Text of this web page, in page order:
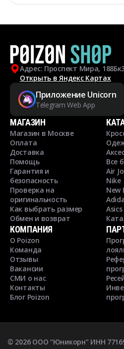
Адрес: Проспект Мира,
Открыть в Яндекс Картах
Приложение Unicorn
Telegram Web App
МАГАЗИН
Магазин в Москве
Оплата
Доставка
Помощь
Гарантия и
безопасность
Проверка на
оригинальность
Как выбрать размер
Обмен и возврат
Все
Air
Nike
New
Asics
КОМПАНИЯ
О Poizon
Команда
Отзывы
Вакансии
СМИ о нас
Контакты
Блог Poizon
© 2026ООО “Юникорн” ИНН